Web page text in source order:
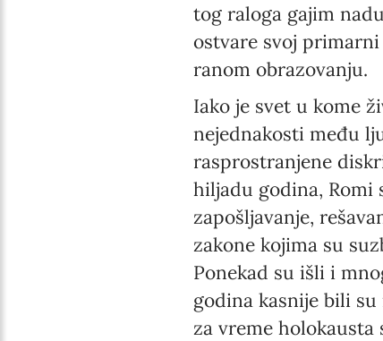
tog raloga gajim
ostvare svoj
ranom obrazovanju.
Iako je svet u kome
nejednakosti među
rasprostranjene
hiljadu godina, Romi
zapošljavanje,
zakone kojima su
Ponekad su išli i
godina kasnije bili
za vreme